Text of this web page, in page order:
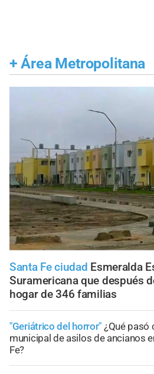
+ Área Metropolitana
Santa Fe ciudad Esmeralda
Suramericana que después
hogar de 346 familias
"Geriátrico del horror" ¿Qué pasó
municipal de asilos de ancianos
Fe?